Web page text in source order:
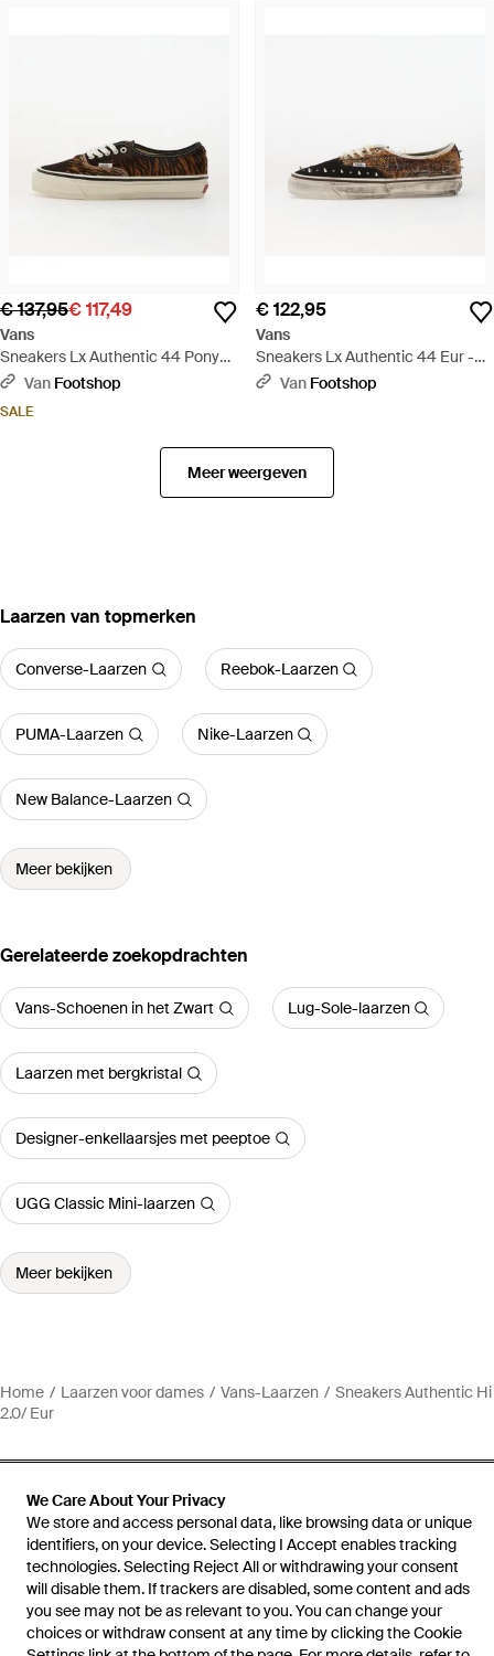
We Care About Your Privacy
We store and access personal data, like browsing data or unique
identifiers, on your device. Selecting I Accept enables tracking
technologies. Selecting Reject All or withdrawing your consent
will disable them. If trackers are disabled, some content and ads
you see may not be as relevant to you. You can change your
choices or withdraw consent at any time by clicking the Cookie
€ 137,95€ 117,49
Vans
Sneakers Lx Authentic 44 Pony
Hair Tiger/ Eur - Bruin
Van Footshop
SALE
€ 122,95
Vans
Sneakers Lx Authentic 44 Eur -
BruinVan Footshop
Meer weergeven
‪Laarzen‬ van topmerken
Converse-Laarzen Reebok-Laarzen
PUMA-Laarzen Nike-Laarzen
New Balance-Laarzen
Meer bekijken
Gerelateerde zoekopdrachten
Vans-Schoenen in het Zwart Lug-Sole-laarzen
Laarzen met bergkristal
Designer-enkellaarsjes met peeptoe
UGG Classic Mini-laarzen
Meer bekijken
Home Laarzen voor dames Vans-Laarzen
Sneakers Authentic Hi
2.0/ Eur
Hulp en informatie